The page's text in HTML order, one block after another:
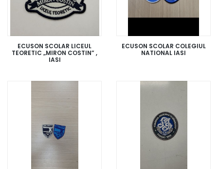
ECUSON SCOLAR LICEUL
TEORETIC „MIRON COSTIN” ,
IASI
ECUSON SCOLAR COLEGIUL
NATIONAL IASI